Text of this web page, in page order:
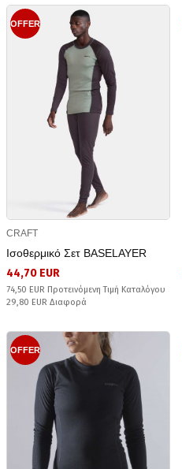
OFFER
CRAFT
Ισοθερμικό Σετ BASELAYER
44,70 EUR
74,50 EUR Προτεινόμενη Τιμή Καταλόγου
29,80 EUR Διαφορά
OFFER